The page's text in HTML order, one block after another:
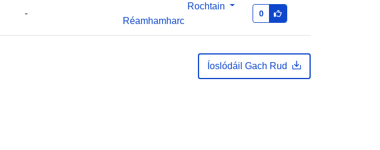
-
Rochtain
Réamhamharc
0
Íoslódáil Gach Rud